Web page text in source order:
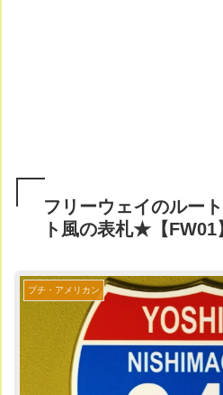
フリーウェイのルー
ト風の表札★【FW01
プチ・アメリカン